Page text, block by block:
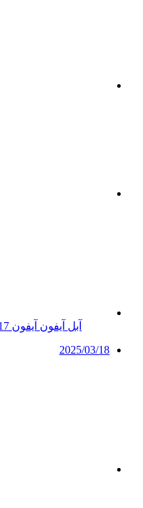
آبل آيفون آيفون 17
2025/03/18